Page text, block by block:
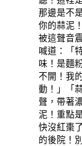
那邊是不
你的蒜泥
被這聲音
喊道：「
味！是麵
不開！我
動！」「
聲，帶著
泥！重點
快沒紅棗
的後院！